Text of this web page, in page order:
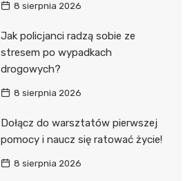
8 sierpnia 2026
Jak policjanci radzą sobie ze
stresem po wypadkach
drogowych?
8 sierpnia 2026
Dołącz do warsztatów pierwszej
pomocy i naucz się ratować życie!
8 sierpnia 2026